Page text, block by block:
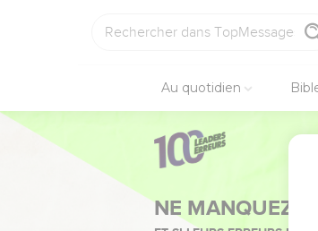
Au quotidien
NE MANQUEZ